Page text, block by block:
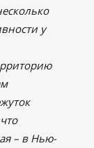
у
– в Нью-